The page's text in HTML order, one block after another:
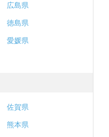
広島県
徳島県
愛媛県
佐賀県
熊本県